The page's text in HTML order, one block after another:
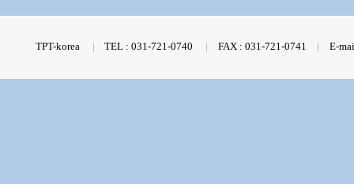
TPT-korea TEL : 031-721-0740 FAX : 031-721-0741 E-